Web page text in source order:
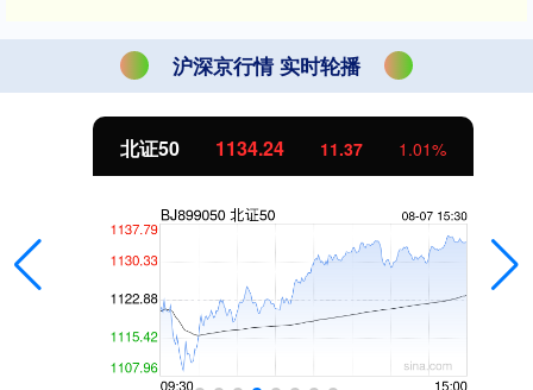
沪深京行情 实时轮播
北证50 1134.24 11.37 1.01%